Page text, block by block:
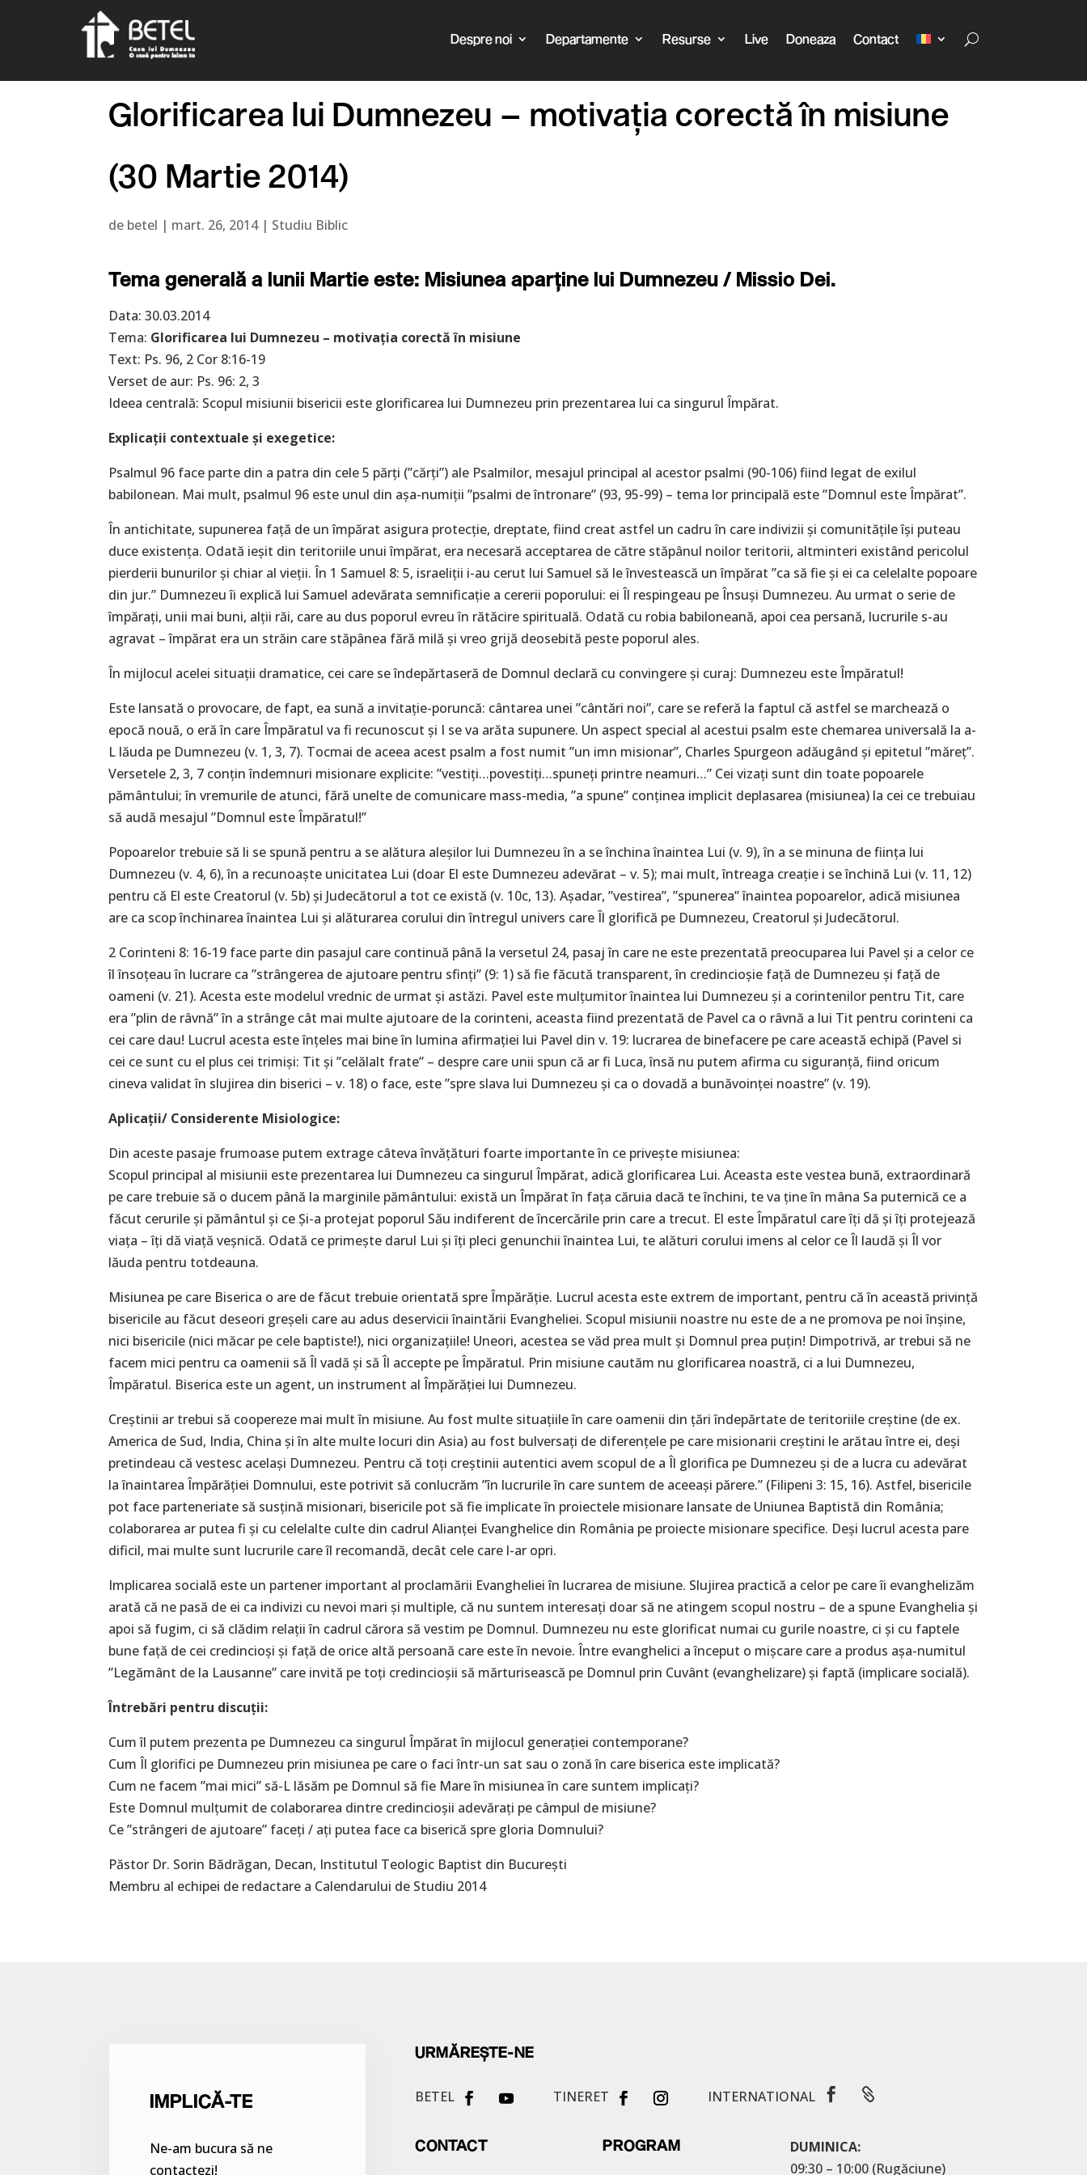
Despre noi Departamente Resurse Live Doneaza Contact
Glorificarea lui Dumnezeu – motivația corectă în misiune
(30 Martie 2014)
de betel | mart. 26, 2014| Studiu Biblic
Tema generală a lunii Martie este: Misiunea aparține lui Dumnezeu / Missio Dei.
Data: 30.03.2014
Tema: Glorificarea lui Dumnezeu – motivația corectă în misiune
Text: Ps. 96, 2 Cor 8:16-19
Verset de aur: Ps. 96: 2, 3
Ideea centrală: Scopul misiunii bisericii este glorificarea lui Dumnezeu prin prezentarea lui ca singurul Împărat.
Explicaţii contextuale și exegetice:
Psalmul 96 face parte din a patra din cele 5 părți (”cărți”) ale Psalmilor, mesajul principal al acestor psalmi (90-106) fiind legat de exilul
babilonean. Mai mult, psalmul 96 este unul din așa-numiții ”psalmi de întronare” (93, 95-99) – tema lor principală este ”Domnul este Împărat”.
În antichitate, supunerea față de un împărat asigura protecție, dreptate, fiind creat astfel un cadru în care indivizii și comunitățile își puteau
duce existența. Odată ieșit din teritoriile unui împărat, era necesară acceptarea de către stăpânul noilor teritorii, altminteri existând pericolul
pierderii bunurilor și chiar al vieții. În 1 Samuel 8: 5, israeliții i-au cerut lui Samuel să le învestească un împărat ”ca să fie și ei ca celelalte popoare
din jur.” Dumnezeu îi explică lui Samuel adevărata semnificație a cererii poporului: ei Îl respingeau pe Însuși Dumnezeu. Au urmat o serie de
împărați, unii mai buni, alții răi, care au dus poporul evreu în rătăcire spirituală. Odată cu robia babiloneană, apoi cea persană, lucrurile s-au
agravat – împărat era un străin care stăpânea fără milă și vreo grijă deosebită peste poporul ales.
În mijlocul acelei situații dramatice, cei care se îndepărtaseră de Domnul declară cu convingere și curaj: Dumnezeu este Împăratul!
Este lansată o provocare, de fapt, ea sună a invitație-poruncă: cântarea unei ”cântări noi”, care se referă la faptul că astfel se marchează o
epocă nouă, o eră în care Împăratul va fi recunoscut și I se va arăta supunere. Un aspect special al acestui psalm este chemarea universală la a-
L lăuda pe Dumnezeu (v. 1, 3, 7). Tocmai de aceea acest psalm a fost numit ”un imn misionar”, Charles Spurgeon adăugând și epitetul ”măreț”.
Versetele 2, 3, 7 conțin îndemnuri misionare explicite: ”vestiți…povestiți…spuneți printre neamuri…” Cei vizați sunt din toate popoarele
pământului; în vremurile de atunci, fără unelte de comunicare mass-media, ”a spune” conținea implicit deplasarea (misiunea) la cei ce trebuiau
să audă mesajul ”Domnul este Împăratul!”
Popoarelor trebuie să li se spună pentru a se alătura aleșilor lui Dumnezeu în a se închina înaintea Lui (v. 9), în a se minuna de ființa lui
Dumnezeu (v. 4, 6), în a recunoaște unicitatea Lui (doar El este Dumnezeu adevărat – v. 5); mai mult, întreaga creație i se închină Lui (v. 11, 12)
pentru că El este Creatorul (v. 5b) și Judecătorul a tot ce există (v. 10c, 13). Așadar, ”vestirea”, ”spunerea” înaintea popoarelor, adică misiunea
are ca scop închinarea înaintea Lui și alăturarea corului din întregul univers care Îl glorifică pe Dumnezeu, Creatorul și Judecătorul.
2 Corinteni 8: 16-19 face parte din pasajul care continuă până la versetul 24, pasaj în care ne este prezentată preocuparea lui Pavel și a celor ce
îl însoțeau în lucrare ca ”strângerea de ajutoare pentru sfinți” (9: 1) să fie făcută transparent, în credincioșie față de Dumnezeu și față de
oameni (v. 21). Acesta este modelul vrednic de urmat și astăzi. Pavel este mulțumitor înaintea lui Dumnezeu și a corintenilor pentru Tit, care
era ”plin de râvnă” în a strânge cât mai multe ajutoare de la corinteni, aceasta fiind prezentată de Pavel ca o râvnă a lui Tit pentru corinteni ca
cei care dau! Lucrul acesta este înțeles mai bine în lumina afirmației lui Pavel din v. 19: lucrarea de binefacere pe care această echipă (Pavel si
cei ce sunt cu el plus cei trimiși: Tit și ”celălalt frate” – despre care unii spun că ar fi Luca, însă nu putem afirma cu siguranță, fiind oricum
cineva validat în slujirea din biserici – v. 18) o face, este ”spre slava lui Dumnezeu și ca o dovadă a bunăvoinței noastre” (v. 19).
Aplicaţii/ Considerente Misiologice:
Din aceste pasaje frumoase putem extrage câteva învățături foarte importante în ce privește misiunea:
Scopul principal al misiunii este prezentarea lui Dumnezeu ca singurul Împărat, adică glorificarea Lui. Aceasta este vestea bună, extraordinară
pe care trebuie să o ducem până la marginile pământului: există un Împărat în fața căruia dacă te închini, te va ține în mâna Sa puternică ce a
făcut cerurile și pământul și ce Și-a protejat poporul Său indiferent de încercările prin care a trecut. El este Împăratul care îți dă și îți protejează
viața – îți dă viață veșnică. Odată ce primește darul Lui și îți pleci genunchii înaintea Lui, te alături corului imens al celor ce Îl laudă și Îl vor
lăuda pentru totdeauna.
Misiunea pe care Biserica o are de făcut trebuie orientată spre Împărăție. Lucrul acesta este extrem de important, pentru că în această privință
bisericile au făcut deseori greșeli care au adus deservicii înaintării Evangheliei. Scopul misiunii noastre nu este de a ne promova pe noi înșine,
nici bisericile (nici măcar pe cele baptiste!), nici organizațiile! Uneori, acestea se văd prea mult și Domnul prea puțin! Dimpotrivă, ar trebui să ne
facem mici pentru ca oamenii să Îl vadă și să Îl accepte pe Împăratul. Prin misiune cautăm nu glorificarea noastră, ci a lui Dumnezeu,
Împăratul. Biserica este un agent, un instrument al Împărăției lui Dumnezeu.
Creștinii ar trebui să coopereze mai mult în misiune. Au fost multe situațiile în care oamenii din țări îndepărtate de teritoriile creștine (de ex.
America de Sud, India, China și în alte multe locuri din Asia) au fost bulversați de diferențele pe care misionarii creștini le arătau între ei, deși
pretindeau că vestesc același Dumnezeu. Pentru că toți creștinii autentici avem scopul de a Îl glorifica pe Dumnezeu și de a lucra cu adevărat
la înaintarea Împărăției Domnului, este potrivit să conlucrăm ”în lucrurile în care suntem de aceeași părere.” (Filipeni 3: 15, 16). Astfel, bisericile
pot face parteneriate să susțină misionari, bisericile pot să fie implicate în proiectele misionare lansate de Uniunea Baptistă din România;
colaborarea ar putea fi și cu celelalte culte din cadrul Alianței Evanghelice din România pe proiecte misionare specifice. Deși lucrul acesta pare
dificil, mai multe sunt lucrurile care îl recomandă, decât cele care l-ar opri.
Implicarea socială este un partener important al proclamării Evangheliei în lucrarea de misiune. Slujirea practică a celor pe care îi evanghelizăm
arată că ne pasă de ei ca indivizi cu nevoi mari și multiple, că nu suntem interesați doar să ne atingem scopul nostru – de a spune Evanghelia și
apoi să fugim, ci să clădim relații în cadrul cărora să vestim pe Domnul. Dumnezeu nu este glorificat numai cu gurile noastre, ci și cu faptele
bune față de cei credincioși și față de orice altă persoană care este în nevoie. Între evanghelici a început o mișcare care a produs așa-numitul
”Legământ de la Lausanne” care invită pe toți credincioșii să mărturisească pe Domnul prin Cuvânt (evanghelizare) și faptă (implicare socială).
Întrebări pentru discuţii:
Cum îl putem prezenta pe Dumnezeu ca singurul Împărat în mijlocul generației contemporane?
Cum Îl glorifici pe Dumnezeu prin misiunea pe care o faci într-un sat sau o zonă în care biserica este implicată?
Cum ne facem ”mai mici” să-L lăsăm pe Domnul să fie Mare în misiunea în care suntem implicați?
Este Domnul mulțumit de colaborarea dintre credincioșii adevărați pe câmpul de misiune?
Ce ”strângeri de ajutoare” faceți / ați putea face ca biserică spre gloria Domnului?
Păstor Dr. Sorin Bădrăgan, Decan, Institutul Teologic Baptist din București
Membru al echipei de redactare a Calendarului de Studiu 2014
IMPLICĂ-TE
Ne-am bucura să ne
contactezi!
URMĂREȘTE-NE
BETEL TINERET INTERNATIONAL  
CONTACT PROGRAM
DUMINICA:
09:30 – 10:00 (Rugăciune)